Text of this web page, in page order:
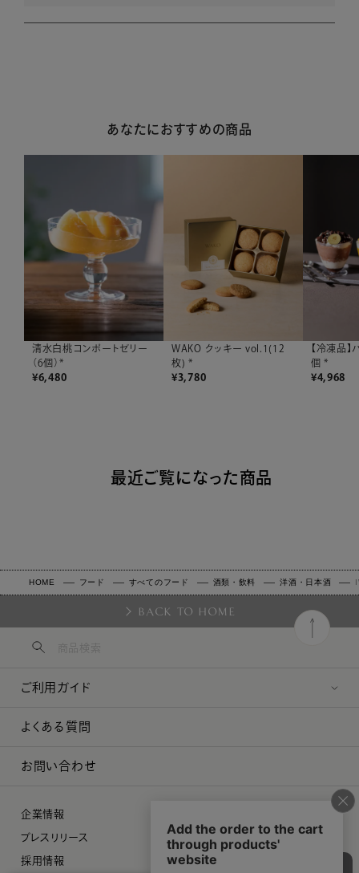
あなたにおすすめの商品
清水白桃コンポートゼリー
（6個）*
¥6,480
WAKO クッキー vol.1(12
枚) *
¥3,780
【冷凍品
個 *
¥4,968
最近ご覧になった商品
HOME フード すべてのフード 酒類・飲料 洋酒・日本酒
BACK TO HOME
ご利用ガイド
よくある質問
お問い合わせ
企業情報
プレスリリース
採用情報